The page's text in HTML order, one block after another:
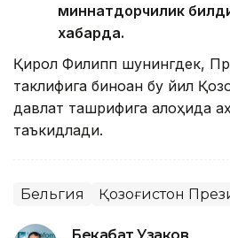
миннатдорчилик
хабарда.
Қирол Филипп шунингдек,
таклифига биноан бу йил
давлат ташрифига алоҳида
таъкидлади.
Бельгия Қозоғистон